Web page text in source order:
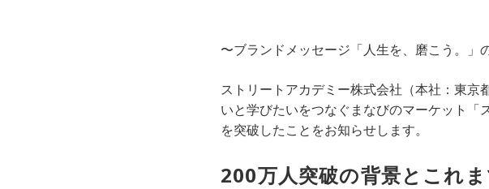
〜ブランドメッセージ「人生を、磨こう。
ストリートアカデミー株式会社（本社：東京
いと学びたいをつなぐまなびのマーケット
を突破したことをお知らせします。
200万人突破の背景とこれ